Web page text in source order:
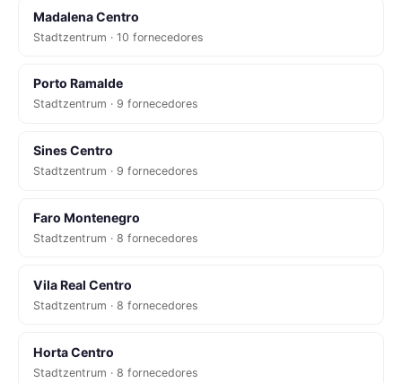
Madalena Centro
Stadtzentrum · 10 fornecedores
Porto Ramalde
Stadtzentrum · 9 fornecedores
Sines Centro
Stadtzentrum · 9 fornecedores
Faro Montenegro
Stadtzentrum · 8 fornecedores
Vila Real Centro
Stadtzentrum · 8 fornecedores
Horta Centro
Stadtzentrum · 8 fornecedores